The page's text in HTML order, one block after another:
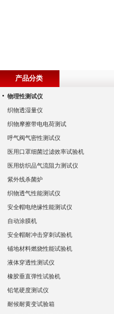
产品分类
物理性测试仪
织物透湿量仪
织物摩擦带电电荷测试
呼气阀气密性测试仪
医用口罩细菌过滤效率试验机
医用纺织品气流阻力测试仪
紫外线杀菌炉
织物透气性能测试仪
安全帽电绝缘性能测试仪
自动涂膜机
安全帽耐冲击穿刺试验机
铺地材料燃烧性能试验机
液体穿透性测试仪
橡胶垂直弹性试验机
铅笔硬度测试仪
耐候耐黄变试验箱